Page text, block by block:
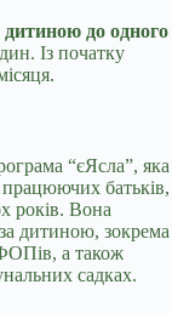
дитиною до одного
Із початку
“єЯсла”, яка
батьків,
років. Вона
дитиною, зокрема
а також
садках.